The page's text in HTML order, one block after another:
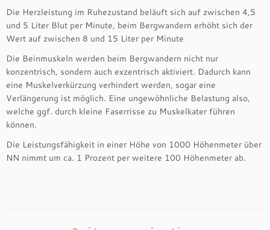
Die Herzleistung im Ruhezustand beläuft sich auf zwischen 4,5
und 5 Liter Blut per Minute, beim Bergwandern erhöht sich der
Wert auf zwischen 8 und 15 Liter per Minute
Die Beinmuskeln werden beim Bergwandern nicht nur
konzentrisch, sondern auch exzentrisch aktiviert. Dadurch kann
eine Muskelverkürzung verhindert werden, sogar eine
Verlängerung ist möglich. Eine ungewöhnliche Belastung also,
welche ggf. durch kleine Faserrisse zu Muskelkater führen
können.
Die Leistungsfähigkeit in einer Höhe von 1000 Höhenmeter über
NN nimmt um ca. 1 Prozent per weitere 100 Höhenmeter ab.